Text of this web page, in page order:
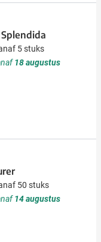
5 stuks
18 augustus
50 stuks
14 augustus